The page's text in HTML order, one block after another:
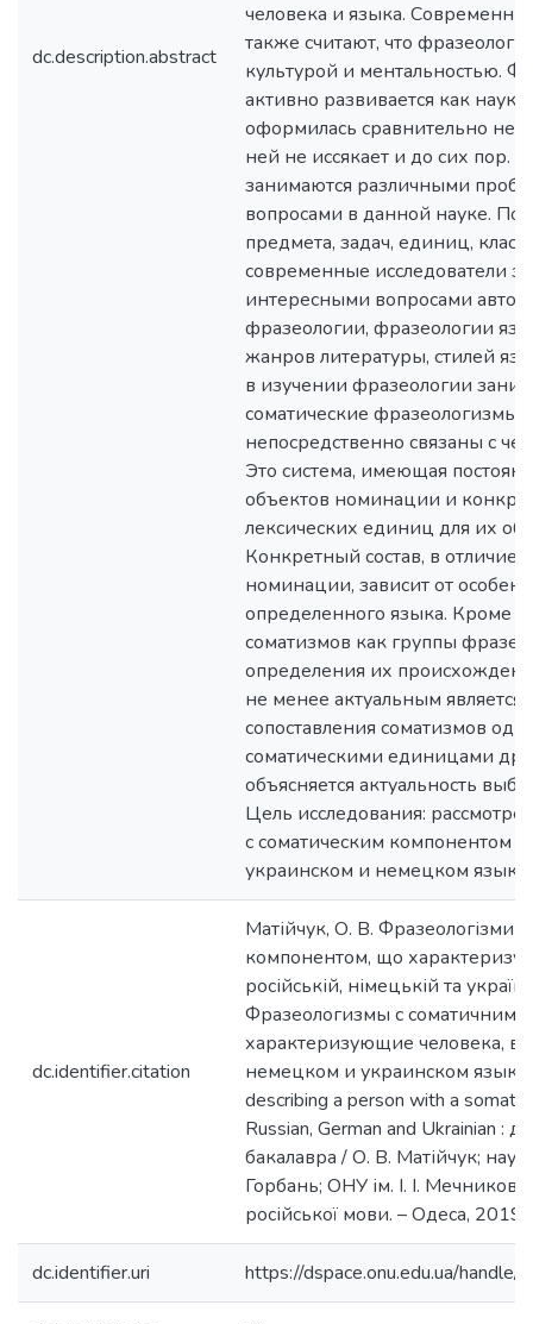
dc.description.abstract
человека и языка.
также считают, что
культурой и ментальностью.
активно развивается как
оформилась сравнительно
ней не иссякает и до сих пор.
занимаются различными
вопросами в данной науке.
предмета, задач, единиц,
современные исследователи
интересными вопросами
фразеологии, фразеологии
жанров литературы, стилей
в изучении фразеологии
соматические
непосредственно связаны с
Это система, имеющая
объектов номинации и
лексических единиц для их
Конкретный состав, в отличие
номинации, зависит от
определенного языка. Кроме
соматизмов как группы
определения их
не менее актуальным является
сопоставления соматизмов
соматическими единицами
объясняется актуальность
Цель исследования:
с соматическим компонентом в
украинском и немецком
dc.identifier.citation
Матійчук, О. В. Фразеологізми
компонентом, що
російській, німецькій та
Фразеологизмы с соматичним
характеризующие человека, в
немецком и украинском
describing a person with a
Russian, German and Ukrainian :
бакалавра / О. В. Матійчук;
Горбань; ОНУ ім. І. І.
російської мови. – Одеса, 2019.
dc.identifier.uri https://dspace.onu.edu.ua/